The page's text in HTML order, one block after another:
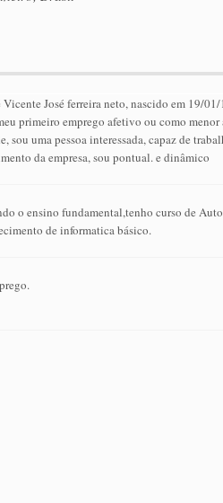
José ferreira neto, nascido em 19/
primeiro emprego afetivo ou como menor
sou uma pessoa interessada, capaz de
da empresa, sou pontual. e dinâmico
o ensino fundamental,tenho curso de
de informatica básico.